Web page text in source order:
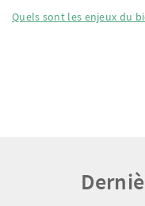
Quels sont les enjeux du